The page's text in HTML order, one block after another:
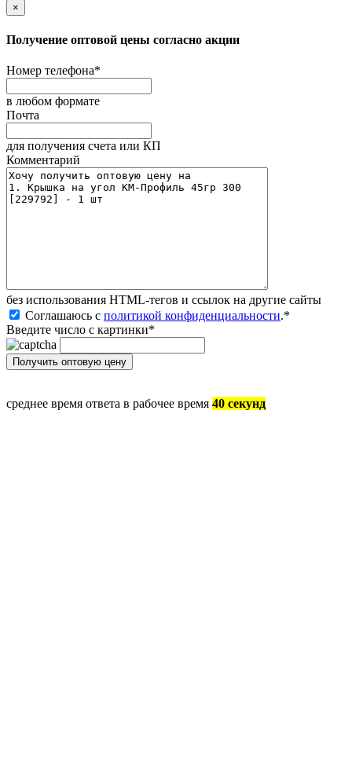
×
Получение оптовой цены согласно акции
Номер телефона*
в любом формате
Почта
для получения счета или КП
Комментарий
без иcпользования HTML-тегов и ссылок на другие сайты
Соглашаюсь с политикой конфиденциальности.*
Введите число с картинки*
среднее время ответа в рабочее время 40 секунд